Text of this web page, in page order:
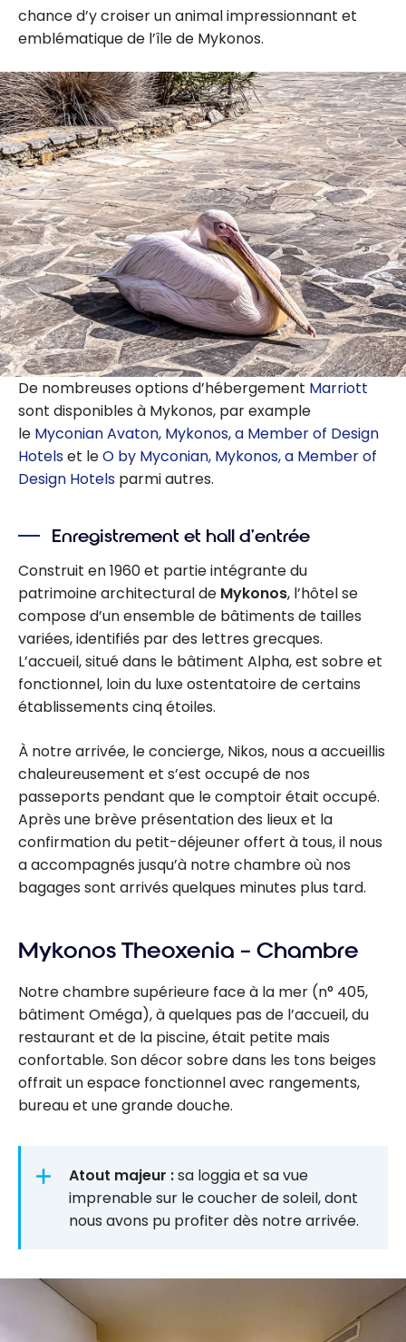
chance d’y croiser un animal impressionnant et
emblématique de l’île de Mykonos.
De nombreuses options d’hébergement Marriott
sont disponibles à Mykonos, par example
le Myconian Avaton, Mykonos, a Member of Design
Hotelset leO by Myconian, Mykonos, a Member of
Design Hotels parmi autres.
Enregistrement et hall d’entrée
Construit en 1960 et partie intégrante du
patrimoine architectural de Mykonos, l’hôtel se
compose d’un ensemble de bâtiments de tailles
variées, identifiés par des lettres grecques.
L’accueil, situé dans le bâtiment Alpha, est sobre et
fonctionnel, loin du luxe ostentatoire de certains
établissements cinq étoiles.
À notre arrivée, le concierge, Nikos, nous a accueillis
chaleureusement et s’est occupé de nos
passeports pendant que le comptoir était occupé.
Après une brève présentation des lieux et la
confirmation du petit-déjeuner offert à tous, il nous
a accompagnés jusqu’à notre chambre où nos
bagages sont arrivés quelques minutes plus tard.
Mykonos Theoxenia – Chambre
Notre chambre supérieure face à la mer (n° 405,
bâtiment Oméga), à quelques pas de l’accueil, du
restaurant et de la piscine, était petite mais
confortable. Son décor sobre dans les tons beiges
offrait un espace fonctionnel avec rangements,
bureau et une grande douche.
Atout majeur :sa loggia et sa vue
imprenable sur le coucher de soleil, dont
nous avons pu profiter dès notre arrivée.